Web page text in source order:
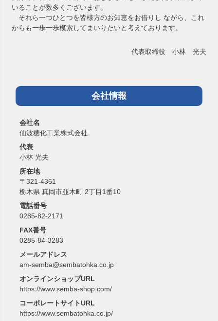
いることが数多くございます。
それら一つひとつを皆様方のお知恵をお借りし ながら、これ
からも一歩一歩模索してまいりたいと考えております。
代表取締役 小林 光夫
会社情報
会社名
仙波糖化工業株式会社
代表
小林 光夫
所在地
〒321-4361
栃木県 真岡市並木町 2丁目1番10
電話番号
0285-82-2171
FAX番号
0285-84-3283
メールアドレス
am-semba@sembatohka.co.jp
オンラインショップURL
https://www.semba-shop.com/
コーポレートサイトURL
https://www.sembatohka.co.jp/